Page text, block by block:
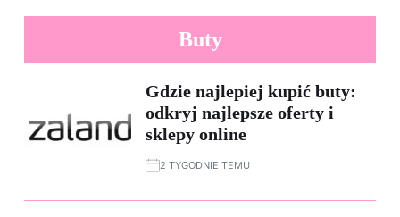
Buty
Gdzie najlepiej kupić buty:
odkryj najlepsze oferty i
sklepy online
2 TYGODNIE TEMU